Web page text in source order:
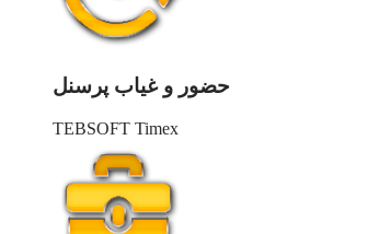
حضور و غیاب پرسنل
TEBSOFT Timex